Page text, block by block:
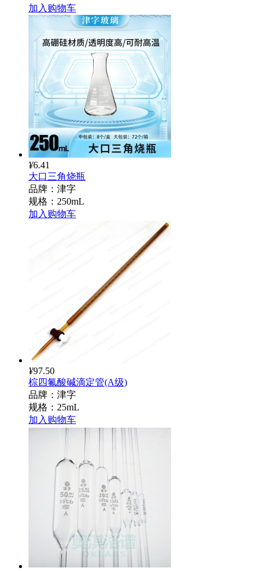
加入购物车
¥6.41
大口三角烧瓶
品牌：津字
规格：250mL
加入购物车
¥97.50
棕四氟酸碱滴定管(A级)
品牌：津字
规格：25mL
加入购物车